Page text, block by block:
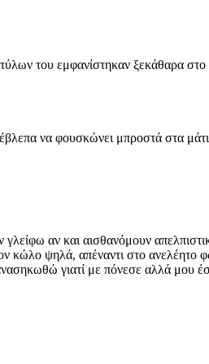
του εμφανίστηκαν ξεκάθαρα
να φουσκώνει μπροστά στα
αν και αισθανόμουν
κώλο ψηλά, απέναντι στο ανελέητο
γιατί με πόνεσε αλλά μου